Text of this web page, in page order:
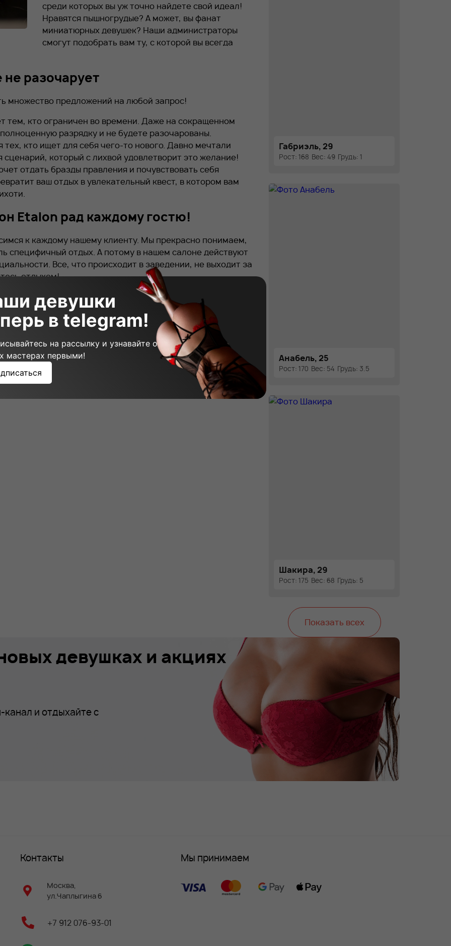
среди которых вы уж точно найдете свой идеал!
Нравятся пышногрудые? А может, вы фанат
миниатюрных девушек? Наши администраторы
смогут подобрать вам ту, с которой вы всегда
разочарует
множество предложений на любой запрос!
тем, кто ограничен во времени. Даже на сокращенном
разрядку и не будете разочарованы.
кто ищет для себя чего-то нового. Давно мечтали
который с лихвой удовлетворит это желание!
отдать бразды правления и почувствовать себя
ваш отдых в увлекательный квест, в котором вам
Etalon рад каждому гостю!
к каждому нашему клиенту. Мы прекрасно понимаем,
специфичный отдых. А потому в нашем салоне действуют
Все, что происходит в заведении, не выходит за
отдыхом!
пост
Габриэль, 29
Рост: 168 Вес: 49 Грудь: 1
Анабель, 25
Рост: 170 Вес: 54 Грудь: 3.5
Шакира, 29
Рост: 175 Вес: 68 Грудь: 5
Показать всех
девушках и акциях
и отдыхайте с
Контакты
Москва,
ул.Чаплыгина 6
+7 912 076-93-01
Мы принимаем
девушки
в telegram!
на рассылку и узнавайте о
мастерах первыми!